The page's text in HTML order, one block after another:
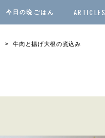
今日の晩ごはん ARTICLES
牛肉と揚げ大根の煮込み